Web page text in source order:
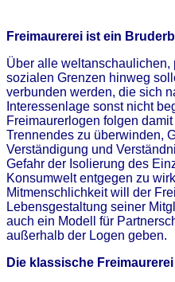
Freimaurerei ist ein
Über alle
sozialen Grenzen hinweg
verbunden werden, die sich
Interessenlage sonst nicht
Freimaurerlogen folgen
Trennendes zu überwinden,
Verständigung und
Gefahr der Isolierung des
Konsumwelt entgegen zu
Mitmenschlichkeit will der
Lebensgestaltung seiner
auch ein Modell für
außerhalb der Logen geben.
Die klassische